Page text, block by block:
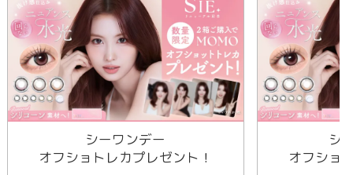
シーワンデー
オフショトレカプレゼント！
シ
オフショ